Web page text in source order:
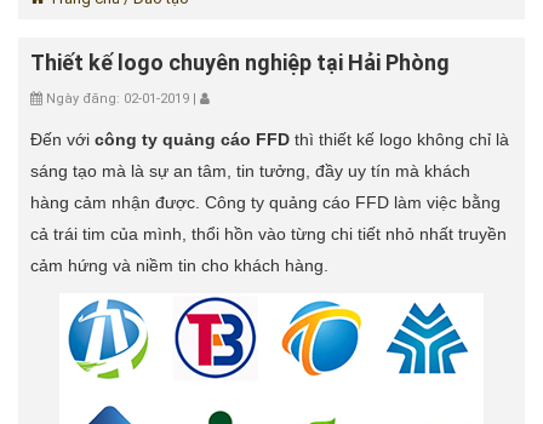
Thiết kế logo chuyên nghiệp tại Hải Phòng
Ngày đăng: 02-01-2019 |
Đến với công ty quảng cáo FFD thì thiết kế logo không chỉ là
sáng tạo mà là sự an tâm, tin tưởng, đầy uy tín mà khách
hàng cảm nhận được. Công ty quảng cáo FFD làm việc bằng
cả trái tim của mình, thổi hồn vào từng chi tiết nhỏ nhất truyền
cảm hứng và niềm tin cho khách hàng.